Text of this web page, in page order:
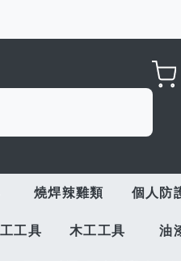
燒焊辣雞類 個人防
工具 木工工具 油